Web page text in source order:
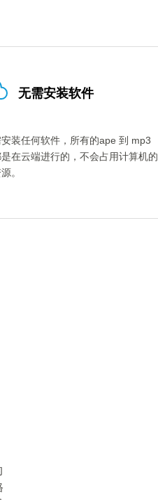
无需安装软件
装任何软件，所有的ape 到 mp3
在云端进行的，不会占用计算机的
。